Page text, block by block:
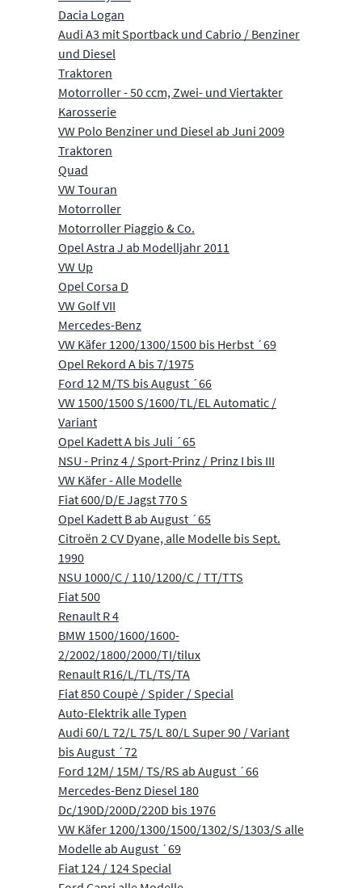
Dacia Logan
Audi A3 mit Sportback und Cabrio / Benziner
und Diesel
Traktoren
Motorroller - 50 ccm, Zwei- und Viertakter
Karosserie
VW Polo Benziner und Diesel ab Juni 2009
Traktoren
Quad
VW Touran
Motorroller
Motorroller Piaggio & Co.
Opel Astra J ab Modelljahr 2011
VW Up
Opel Corsa D
VW Golf VII
Mercedes-Benz
VW Käfer 1200/1300/1500 bis Herbst ´69
Opel Rekord A bis 7/1975
Ford 12 M/TS bis August ´66
VW 1500/1500 S/1600/TL/EL Automatic /
Variant
Opel Kadett A bis Juli ´65
NSU - Prinz 4 / Sport-Prinz / Prinz I bis III
VW Käfer - Alle Modelle
Fiat 600/D/E Jagst 770 S
Opel Kadett B ab August ´65
Citroën 2 CV Dyane, alle Modelle bis Sept.
1990
NSU 1000/C / 110/1200/C / TT/TTS
Fiat 500
Renault R 4
BMW 1500/1600/1600-
2/2002/1800/2000/TI/tilux
Renault R16/L/TL/TS/TA
Fiat 850 Coupè / Spider / Special
Auto-Elektrik alle Typen
Audi 60/L 72/L 75/L 80/L Super 90 / Variant
bis August ´72
Ford 12M/ 15M/ TS/RS ab August ´66
Mercedes-Benz Diesel 180
Dc/190D/200D/220D bis 1976
VW Käfer 1200/1300/1500/1302/S/1303/S alle
Modelle ab August ´69
Fiat 124 / 124 Special